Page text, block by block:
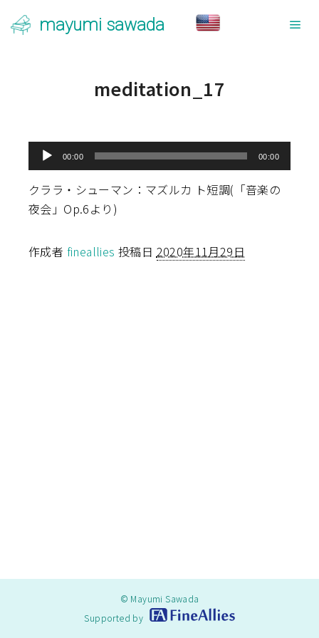
mayumi sawada
meditation_17
声
プ
レ
ヤ
00:00 00:00
クララ・シューマン：マズルカ ト短調(「音楽の
夜会」Op.6より)
作成者 fineallies 投稿日 2020年11月29日
© Mayumi Sawada
Supported by